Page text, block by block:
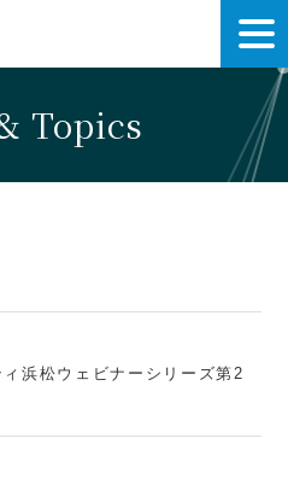
Topics
ィ浜松ウェビナーシリーズ第2